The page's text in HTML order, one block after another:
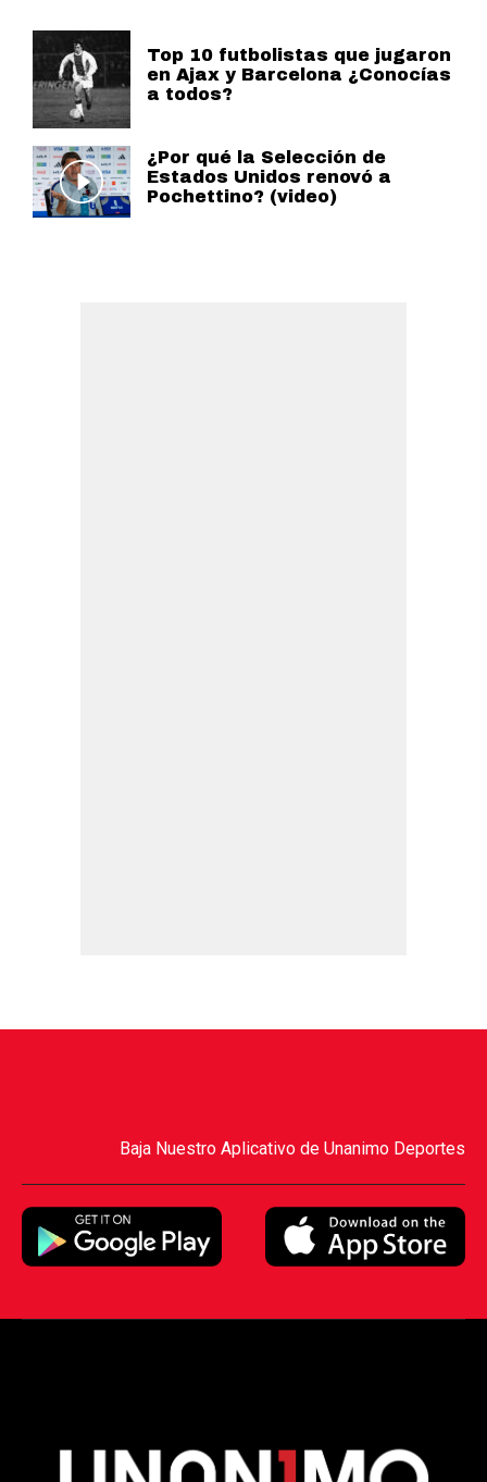
Top 10 futbolistas que jugaron
en Ajax y Barcelona ¿Conocías
a todos?
¿Por qué la Selección de
Estados Unidos renovó a
Pochettino? (video)
Baja Nuestro Aplicativo de Unanimo Deportes